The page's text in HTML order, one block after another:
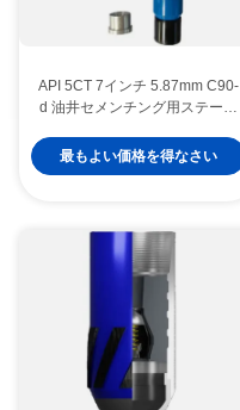
API 5CT 7インチ 5.87mm C90-
d 油井セメンチング用ステージ
最もよい価格を得なさい